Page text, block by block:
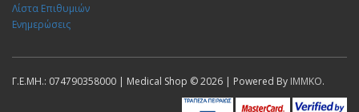
Λίστα Επιθυμιών
Ενημερώσεις
Γ.Ε.ΜΗ.: 074790358000 | Medical Shop © 2026 | Powered By IMMKO.